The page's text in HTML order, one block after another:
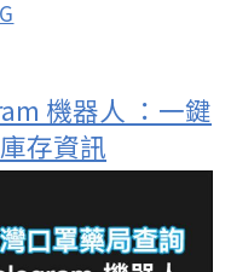
機器人 ：一鍵
存資訊